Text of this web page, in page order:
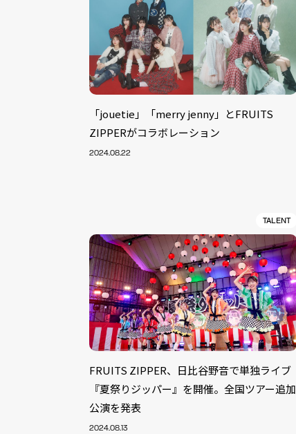
「jouetie」「merry jenny」とFRUITS
ZIPPERがコラボレーション
2024.08.22
TALENT
FRUITS ZIPPER、日比谷野音で単独ライブ
『夏祭りジッパー』を開催。全国ツアー追加
公演を発表
2024.08.13